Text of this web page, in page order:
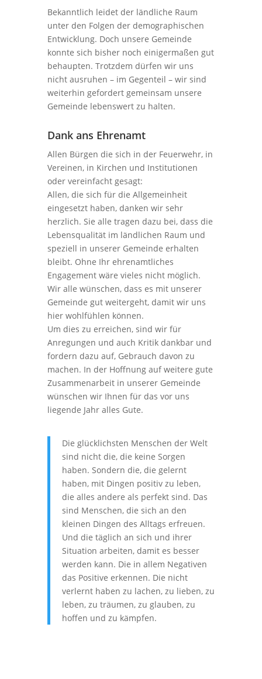
Bekanntlich leidet der ländliche Raum
unter den Folgen der demographischen
Entwicklung. Doch unsere Gemeinde
konnte sich bisher noch einigermaßen gut
behaupten. Trotzdem dürfen wir uns
nicht ausruhen – im Gegenteil – wir sind
weiterhin gefordert gemeinsam unsere
Gemeinde lebenswert zu halten.
Dank ans Ehrenamt
Allen Bürgen die sich in der Feuerwehr, in
Vereinen, in Kirchen und Institutionen
oder vereinfacht gesagt:
Allen, die sich für die Allgemeinheit
eingesetzt haben, danken wir sehr
herzlich. Sie alle tragen dazu bei, dass die
Lebensqualität im ländlichen Raum und
speziell in unserer Gemeinde erhalten
bleibt. Ohne Ihr ehrenamtliches
Engagement wäre vieles nicht möglich.
Wir alle wünschen, dass es mit unserer
Gemeinde gut weitergeht, damit wir uns
hier wohlfühlen können.
Um dies zu erreichen, sind wir für
Anregungen und auch Kritik dankbar und
fordern dazu auf, Gebrauch davon zu
machen. In der Hoffnung auf weitere gute
Zusammenarbeit in unserer Gemeinde
wünschen wir Ihnen für das vor uns
liegende Jahr alles Gute.
Die glücklichsten Menschen der Welt
sind nicht die, die keine Sorgen
haben. Sondern die, die gelernt
haben, mit Dingen positiv zu leben,
die alles andere als perfekt sind. Das
sind Menschen, die sich an den
kleinen Dingen des Alltags erfreuen.
Und die täglich an sich und ihrer
Situation arbeiten, damit es besser
werden kann. Die in allem Negativen
das Positive erkennen. Die nicht
verlernt haben zu lachen, zu lieben, zu
leben, zu träumen, zu glauben, zu
hoffen und zu kämpfen.